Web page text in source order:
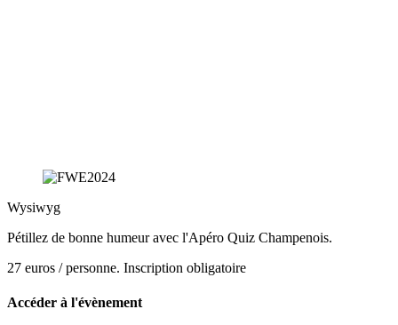
Wysiwyg
Pétillez de bonne humeur avec l'Apéro Quiz Champenois.
27 euros / personne. Inscription obligatoire
Accéder à l'évènement